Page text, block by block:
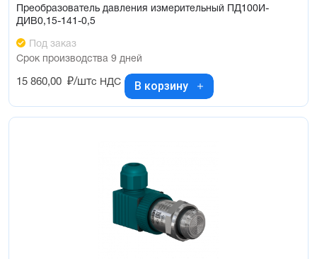
Преобразователь давления измерительный ПД100И-
ДИВ0,15-141-0,5
Под заказ
Срок производства 9 дней
15 860,00 ₽/штс НДС В корзину